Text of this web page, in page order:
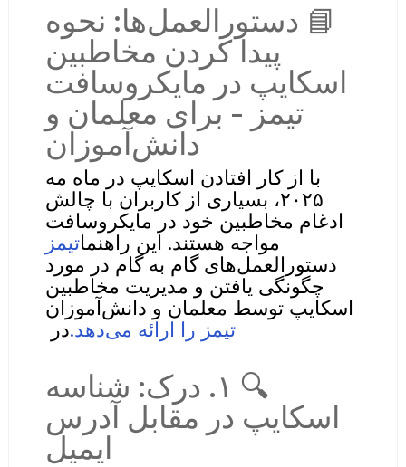
📘 دستورالعمل‌ها: نحوه
پیدا کردن مخاطبین
اسکایپ در مایکروسافت
تیمز - برای معلمان و
دانش‌آموزان
با از کار افتادن اسکایپ در ماه مه
۲۰۲۵، بسیاری از کاربران با چالش
ادغام مخاطبین خود در مایکروسافت
تیمزمواجه هستند. این راهنما
دستورالعمل‌های گام به گام در مورد
چگونگی یافتن و مدیریت مخاطبین
اسکایپ توسط معلمان و دانش‌آموزان
درتیمز را ارائه می‌دهد.
🔍 ۱. درک: شناسه
اسکایپ در مقابل آدرس
ایمیل